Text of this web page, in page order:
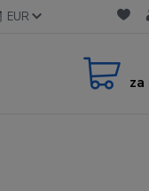
EUR
za